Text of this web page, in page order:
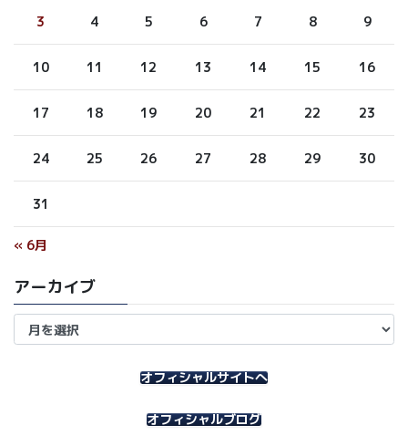
3 4 5 6 7 8 9
10 11 12 13 14 15 16
17 18 19 20 21 22 23
24 25 26 27 28 29 30
31
« 6月
アーカイブ
ア
オフィシャルサイトへ
オフィシャルブログ